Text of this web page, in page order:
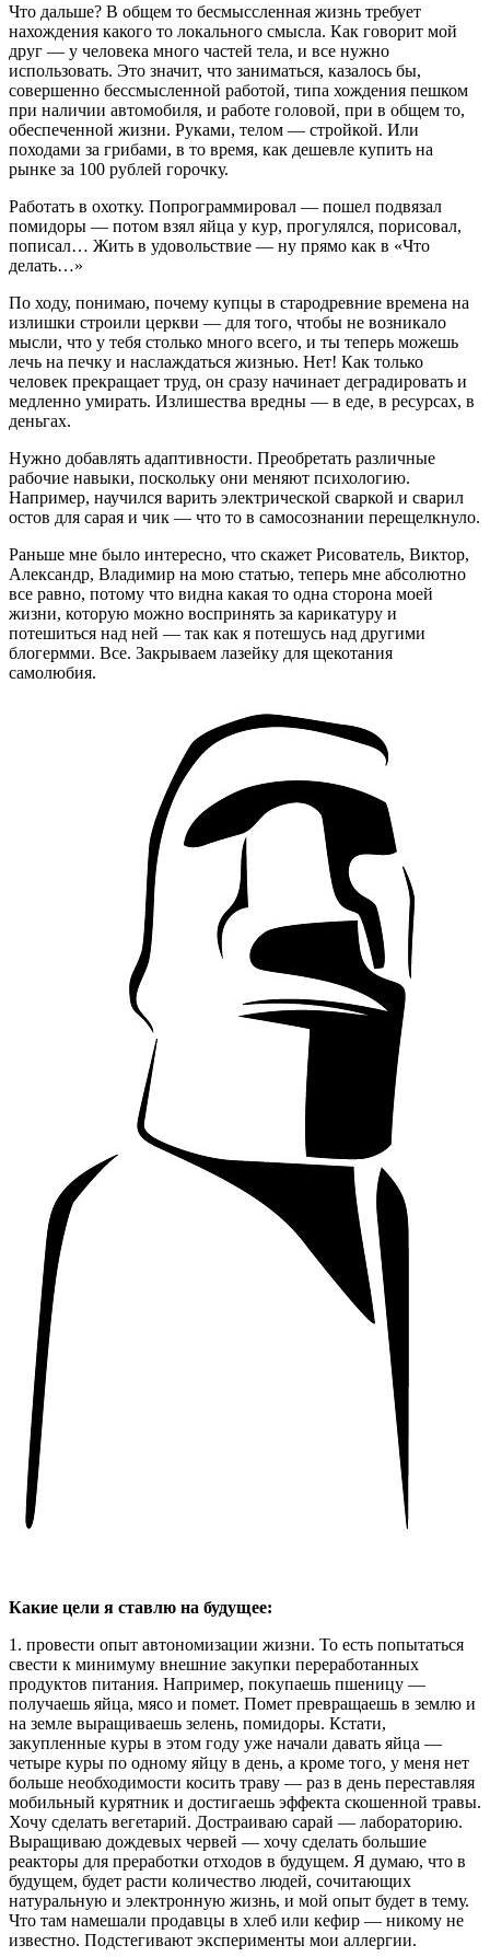
Что дальше? В общем то бесмыссленная жизнь требует
нахождения какого то локального смысла. Как говорит мой
друг — у человека много частей тела, и все нужно
использовать. Это значит, что заниматься, казалось бы,
совершенно бессмысленной работой, типа хождения пешком
при наличии автомобиля, и работе головой, при в общем то,
обеспеченной жизни. Руками, телом — стройкой. Или
походами за грибами, в то время, как дешевле купить на
рынке за 100 рублей горочку.
Работать в охотку. Попрограммировал — пошел подвязал
помидоры — потом взял яйца у кур, прогулялся, порисовал,
пописал… Жить в удовольствие — ну прямо как в «Что
делать…»
По ходу, понимаю, почему купцы в стародревние времена на
излишки строили церкви — для того, чтобы не возникало
мысли, что у тебя столько много всего, и ты теперь можешь
лечь на печку и наслаждаться жизнью. Нет! Как только
человек прекращает труд, он сразу начинает деградировать и
медленно умирать. Излишества вредны — в еде, в ресурсах, в
деньгах.
Нужно добавлять адаптивности. Преобретать различные
рабочие навыки, поскольку они меняют психологию.
Например, научился варить электрической сваркой и сварил
остов для сарая и чик — что то в самосознании перещелкнуло.
Раньше мне было интересно, что скажет Рисователь, Виктор,
Александр, Владимир на мою статью, теперь мне абсолютно
все равно, потому что видна какая то одна сторона моей
жизни, которую можно воспринять за карикатуру и
потешиться над ней — так как я потешусь над другими
блогермми. Все. Закрываем лазейку для щекотания
самолюбия.
Какие цели я ставлю на будущее:
1. провести опыт автономизации жизни. То есть попытаться
свести к минимуму внешние закупки переработанных
продуктов питания. Например, покупаешь пшеницу —
получаешь яйца, мясо и помет. Помет превращаешь в землю и
на земле выращиваешь зелень, помидоры. Кстати,
закупленные куры в этом году уже начали давать яйца —
четыре куры по одному яйцу в день, а кроме того, у меня нет
больше необходимости косить траву — раз в день переставляя
мобильный курятник и достигаешь эффекта скошенной травы.
Хочу сделать вегетарий. Достраиваю сарай — лабораторию.
Выращиваю дождевых червей — хочу сделать большие
реакторы для преработки отходов в будущем. Я думаю, что в
будущем, будет расти количество людей, сочитающих
натуральную и электронную жизнь, и мой опыт будет в тему.
Что там намешали продавцы в хлеб или кефир — никому не
известно. Подстегивают эксперименты мои аллергии.